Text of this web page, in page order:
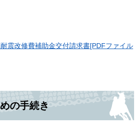
震改修費補助金交付請求書[PDFファイル
の手続き